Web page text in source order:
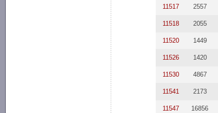
11517 2557
11518 2055
11520 1449
11526 1420
11530 4867
11541 2173
11547 16856